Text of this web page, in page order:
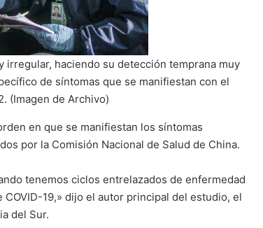
irregular, haciendo su detección temprana muy
de síntomas que se manifiestan con el
(Imagen de Archivo)
en que se manifiestan los síntomas
por la Comisión Nacional de Salud de China.
tenemos ciclos entrelazados de enfermedad
19,» dijo el autor principal del estudio, el
del Sur.